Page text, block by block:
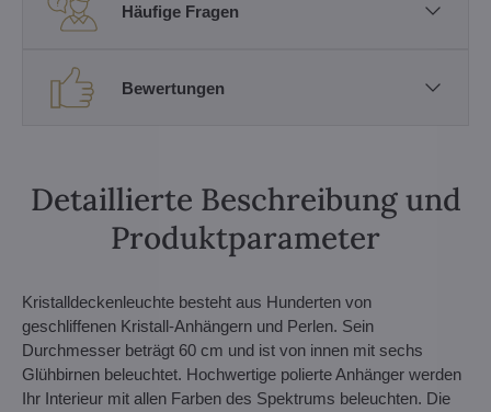
Häufige Fragen
Bewertungen
Detaillierte Beschreibung und
Produktparameter
Kristalldeckenleuchte besteht aus Hunderten von
geschliffenen Kristall-Anhängern und Perlen. Sein
Durchmesser beträgt 60 cm und ist von innen mit sechs
Glühbirnen beleuchtet. Hochwertige polierte Anhänger werden
Ihr Interieur mit allen Farben des Spektrums beleuchten. Die